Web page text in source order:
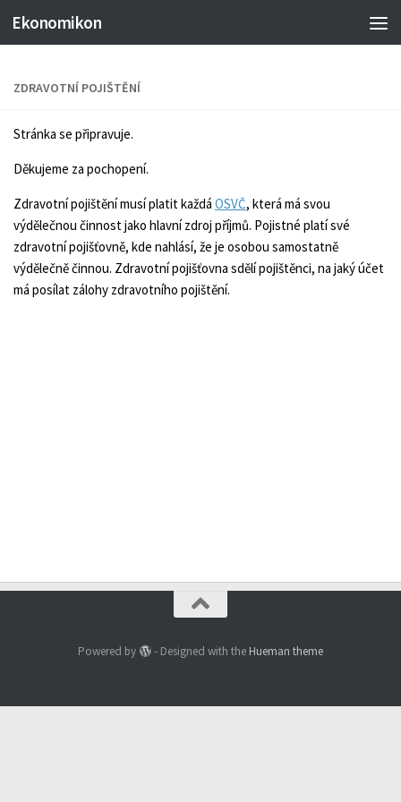
Ekonomikon
ZDRAVOTNÍ POJIŠTĚNÍ
Stránka se připravuje.
Děkujeme za pochopení.
Zdravotní pojištění musí platit každá OSVČ, která má svou
výdělečnou činnost jako hlavní zdroj příjmů. Pojistné platí své
zdravotní pojišťovně, kde nahlásí, že je osobou samostatně
výdělečně činnou. Zdravotní pojišťovna sdělí pojištěnci, na jaký účet
má posílat zálohy zdravotního pojištění.
Powered by - Designed with the Hueman theme